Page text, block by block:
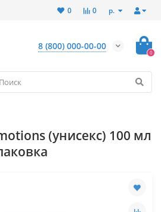
р.
0
0
8 (800) 000-00-00
0
(унисекс) 100 мл